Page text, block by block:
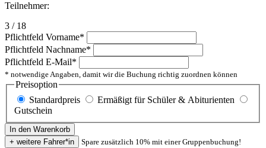
Teilnehmer:
3 / 18
Pflichtfeld Vorname*
Pflichtfeld Nachname*
Pflichtfeld E-Mail*
* notwendige Angaben, damit wir die Buchung richtig zuordnen können
Preisoption
Standardpreis
Ermäßigt für Schüler & Abiturienten
Gutschein
Spare zusätzlich 10% mit einer Gruppenbuchung!